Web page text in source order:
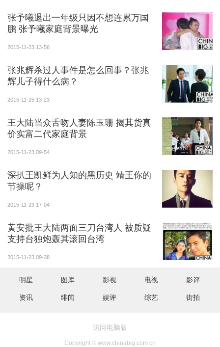
想必有不少人好奇，杜海涛和沈梦辰是怎么走到一
持节目，搭档参加各种大小商业活动，还曾在2014年8
月合作电影《这个大叔不太囧》，演绎一出老板和剩女
之间的爱情。当时两人即被传假戏真做。
今年年初，杜海涛参加真人秀节目《奇妙的朋
友》，其实沈梦辰也去了，她本来是主持人，但后来因
游客在拍摄现场目击两人亲密互动——当时沈梦辰在寒
冷的天气里穿得很少，杜海涛第一时间将自己的外套给
张予曦退出一年级只因不想连累万国
鹏 张予曦家庭背景曝光
2015-11-23 13-56
张兆辉杀过人事件是怎么回事？张兆
辉儿子得什么病？
2015-11-25 13-23
王大陆当众舌吻人妻陈玉珊 揭其货真
价实富二代家庭背景
2015-11-23 09-54
深扒王凯鲜为人知的黑历史 靖王你的
节操呢？
2015-11-23 17-04
黄安批王大陆两面三刀台湾人 被质疑
支持台独炮轰其滚回台湾
2015-11-23 09-38
明星 图库 影视 电视 影评
资讯 绯闻 娱评 综艺 街拍
访问电脑版
Copyright © www.chinabig.com.cn